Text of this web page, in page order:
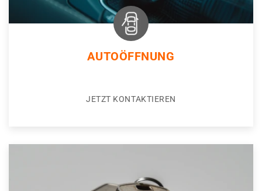
AUTOÖFFNUNG
JETZT KONTAKTIEREN